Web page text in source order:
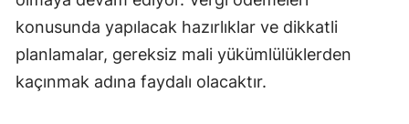
konusunda yapılacak hazırlıklar ve dikkatli
planlamalar, gereksiz mali yükümlülüklerden
kaçınmak adına faydalı olacaktır.